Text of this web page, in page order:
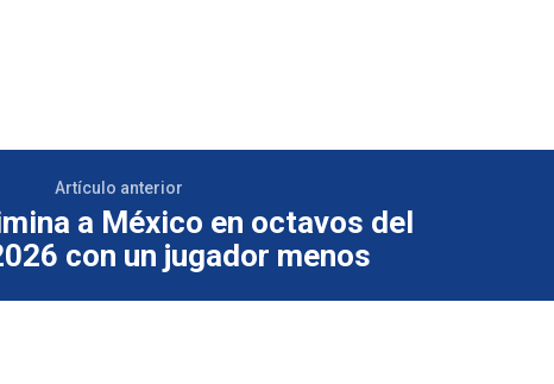
Artículo anterior
a México en octavos del
con un jugador menos